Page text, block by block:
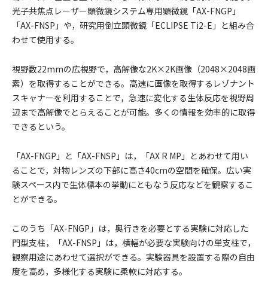
光子共焦点レーザー顕微鏡システム専用顕微鏡「AX-FNGP」
「AX-FNSP」や，研究用倒立顕微鏡「ECLIPSE Ti2-E」と組み合
わせて使用する。
視野数22mmの広視野で，高解像な2K×2K画像（2048×2048画
素）を取得することができる。高速に画像を取得するレゾナント
スキャナーを利用することで，急速に変化する生体反応を視野周
辺まで高解像でとらえることが可能。多くの情報を効率的に取得
できるという。
「AX-FNGP」と「AX-FNSP」は，「AX R MP」とあわせて用い
ることで，対物レンズの下部に高さ40cmの空間を確保。広い実
験スペース内で生体標本の挙動にともなう反応などを観察するこ
とができる。
このうち「AX-FNGP」は，奥行きを必要とする実験に対応した
門型支柱，「AX-FNSP」は，横幅が必要な実験向けの単支柱で，
観察用途にあわせて選択ができる。実験器具を設置する際の自由
度を高め，多様化する実験に柔軟に対応する。